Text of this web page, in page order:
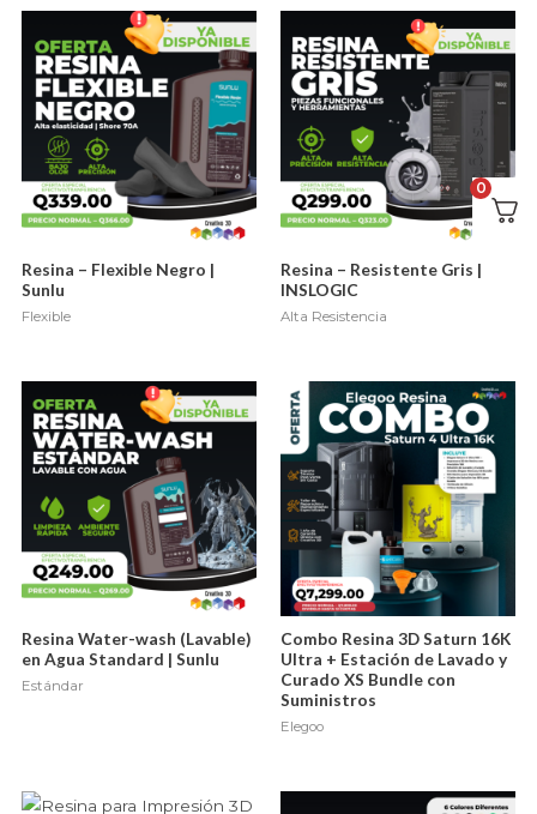
Resina – Flexible Negro |
Sunlu
Flexible
Resina – Resistente Gris |
INSLOGIC
Alta Resistencia
Resina Water-wash (Lavable)
en Agua Standard | Sunlu
Estándar
Combo Resina 3D Saturn 16K
Ultra + Estación de Lavado y
Curado XS Bundle con
Suministros
Elegoo
0